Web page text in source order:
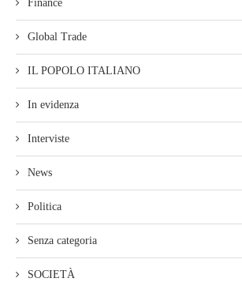
Finance
Global Trade
IL POPOLO ITALIANO
In evidenza
Interviste
News
Politica
Senza categoria
SOCIETÀ